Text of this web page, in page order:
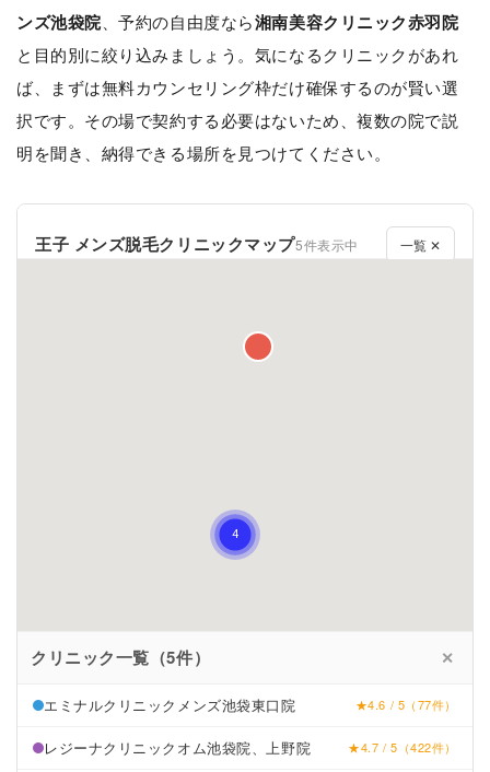
ンズ池袋院、予約の自由度なら湘南美容クリニック赤羽院
と目的別に絞り込みましょう。気になるクリニックがあれ
ば、まずは無料カウンセリング枠だけ確保するのが賢い選
択です。その場で契約する必要はないため、複数の院で説
明を聞き、納得できる場所を見つけてください。
王子 メンズ脱毛クリニックマップ5件表示中 一覧 ✕
クリニック一覧（5件） ✕
エミナルクリニックメンズ池袋東口院 ★4.6 / 5（77件）
レジーナクリニックオム池袋院、上野院 ★4.7 / 5（422件）